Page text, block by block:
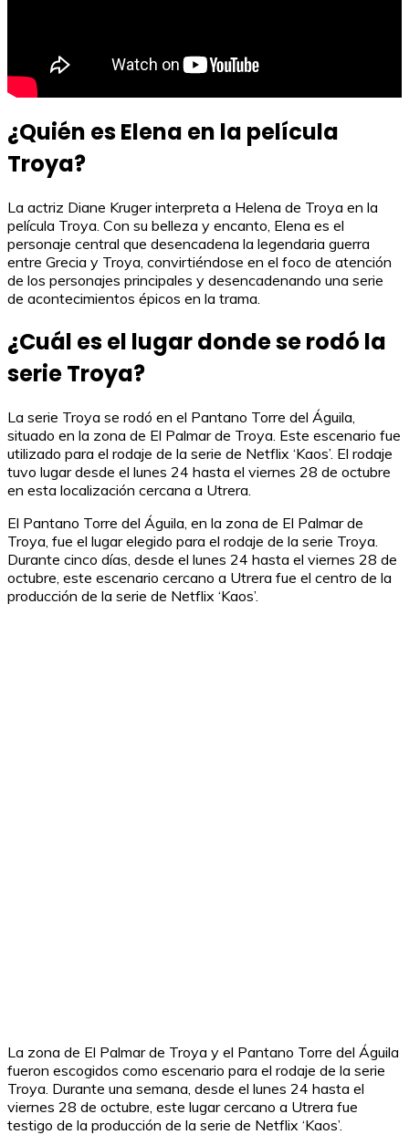
¿Quién es Elena en la película
Troya?
La actriz Diane Kruger interpreta a Helena de Troya en la
película Troya. Con su belleza y encanto, Elena es el
personaje central que desencadena la legendaria guerra
entre Grecia y Troya, convirtiéndose en el foco de atención
de los personajes principales y desencadenando una serie
de acontecimientos épicos en la trama.
¿Cuál es el lugar donde se rodó la
serie Troya?
La serie Troya se rodó en el Pantano Torre del Águila,
situado en la zona de El Palmar de Troya. Este escenario fue
utilizado para el rodaje de la serie de Netflix ‘Kaos’. El rodaje
tuvo lugar desde el lunes 24 hasta el viernes 28 de octubre
en esta localización cercana a Utrera.
El Pantano Torre del Águila, en la zona de El Palmar de
Troya, fue el lugar elegido para el rodaje de la serie Troya.
Durante cinco días, desde el lunes 24 hasta el viernes 28 de
octubre, este escenario cercano a Utrera fue el centro de la
producción de la serie de Netflix ‘Kaos’.
La zona de El Palmar de Troya y el Pantano Torre del Águila
fueron escogidos como escenario para el rodaje de la serie
Troya. Durante una semana, desde el lunes 24 hasta el
viernes 28 de octubre, este lugar cercano a Utrera fue
testigo de la producción de la serie de Netflix ‘Kaos’.